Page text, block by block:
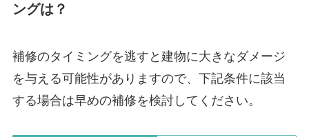
ングは？
補修のタイミングを逃すと建物に大きなダメージ
を与える可能性がありますので、下記条件に該当
する場合は早めの補修を検討してください。